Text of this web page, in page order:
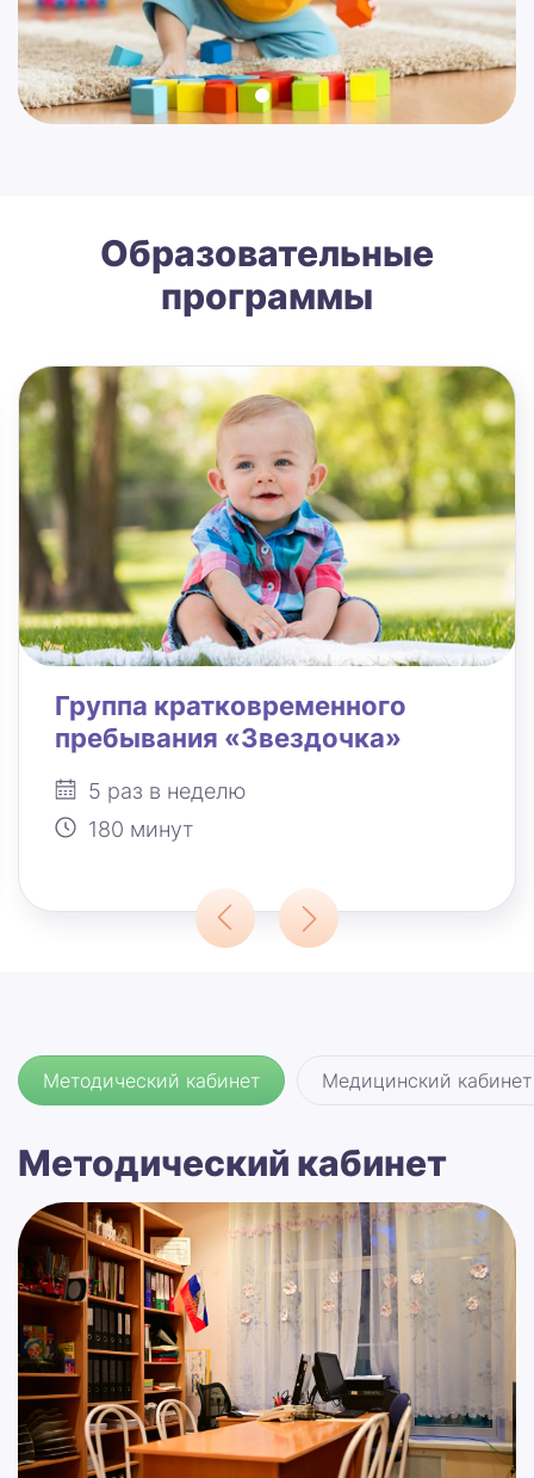
Образовательные
программы
Группа кратковременного
пребывания «Звездочка»
5 раз в неделю
180 минут
Методический кабинет Медицинский кабинет
Методический кабинет